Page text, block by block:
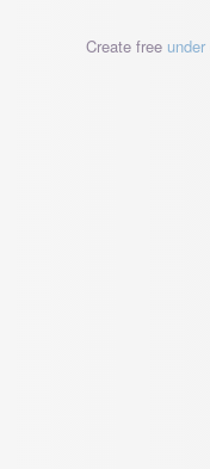
Create free